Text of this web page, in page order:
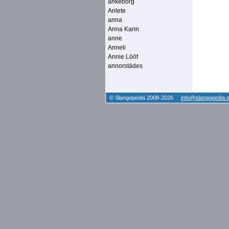
ankeborg
Anlete
anna
Anna Karin
anne
Anneli
Annie Lööf
annorstädes
© Slangopedia 2008-2026 :